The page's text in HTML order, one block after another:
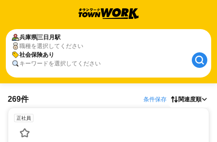
兵庫県三日月駅
職種を選択してください
社会保険あり
キーワードを選択してください
269件 条件保存 関連度順
正社員